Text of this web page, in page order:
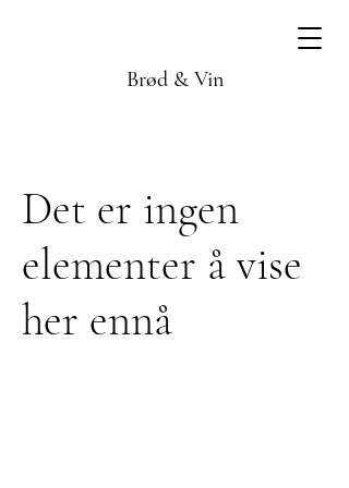
Brød & Vin
Det er ingen
elementer å vise
her ennå